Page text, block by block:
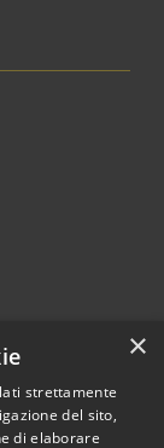
×
strettamente
del sito,
di elaborare